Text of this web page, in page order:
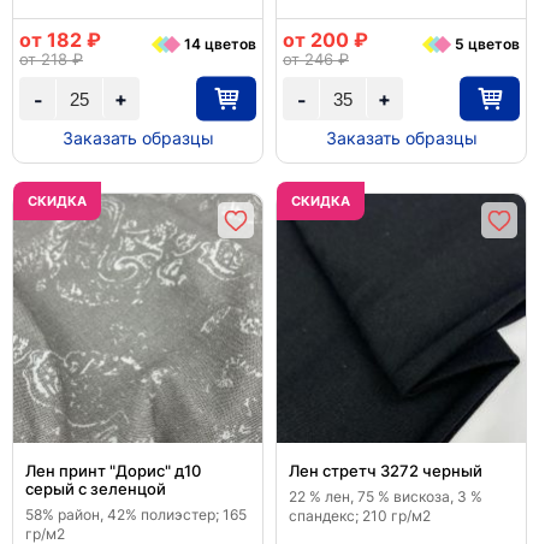
+
-
от 182 ₽
от 218 ₽
14 цветов
Заказать образцы
+
-
от 200 ₽
от 246 ₽
5 цветов
Заказать образцы
CКИДКА
Лен принт "Дорис" д10
серый с зеленцой
58% район, 42% полиэстер; 165
гр/м2
CКИДКА
Лен стретч 3272 черный
22 % лен, 75 % вискоза, 3 %
спандекс; 210 гр/м2